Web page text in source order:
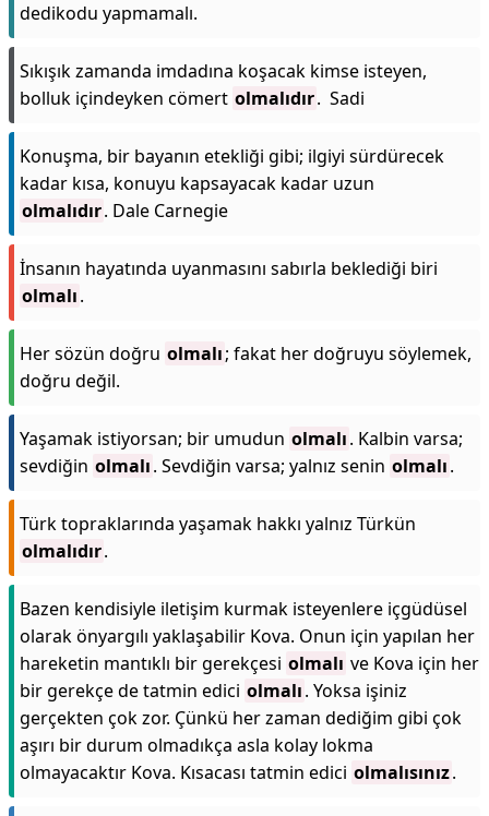
dedikodu yapmamalı.
Sıkışık zamanda imdadına koşacak kimse isteyen,
bolluk içindeyken cömert olmalıdır. Sadi
Konuşma, bir bayanın etekliği gibi; ilgiyi sürdürecek
kadar kısa, konuyu kapsayacak kadar uzun
olmalıdır. Dale Carnegie
İnsanın hayatında uyanmasını sabırla beklediği biri
olmalı.
Her sözün doğru olmalı; fakat her doğruyu söylemek,
doğru değil.
Yaşamak istiyorsan; bir umudun olmalı. Kalbin varsa;
sevdiğin olmalı. Sevdiğin varsa; yalnız senin olmalı.
Türk topraklarında yaşamak hakkı yalnız Türkün
olmalıdır.
Bazen kendisiyle iletişim kurmak isteyenlere içgüdüsel
olarak önyargılı yaklaşabilir Kova. Onun için yapılan her
hareketin mantıklı bir gerekçesi olmalı ve Kova için her
bir gerekçe de tatmin edici olmalı. Yoksa işiniz
gerçekten çok zor. Çünkü her zaman dediğim gibi çok
aşırı bir durum olmadıkça asla kolay lokma
olmayacaktır Kova. Kısacası tatmin edici olmalısınız.